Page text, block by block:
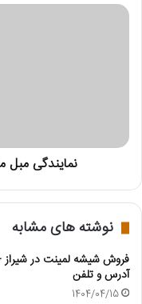
ک
نمایندگی مبل
نوشته های مشابه
فروش شیشه لمینت در شیراز
آدرس و تلفن
1404/04/15